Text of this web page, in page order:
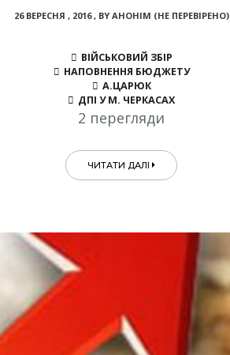
26 ВЕРЕСНЯ , 2016, BY АНОНІМ (НЕ ПЕРЕВІРЕНО)
ВІЙСЬКОВИЙ ЗБІР
НАПОВНЕННЯ БЮДЖЕТУ
А.ЦАРЮК
ДПІ У М. ЧЕРКАСАХ
2 перегляди
ЧИТАТИ ДАЛІ